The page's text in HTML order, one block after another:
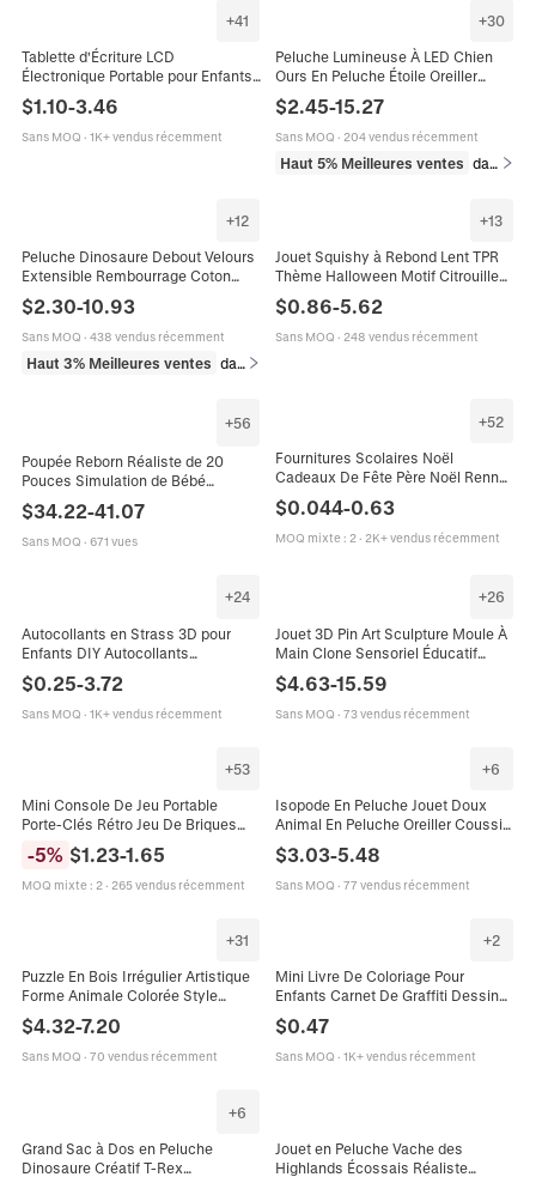
+41
Tablette d'Écriture LCD
Électronique Portable pour Enfants
Avec Bouton d'Effacement Bloc à
Dessin pour Étudiants Cadeau
$1.10-3.46
Sans MOQ · 1K+ vendus récemment
+30
Peluche Lumineuse À LED Chien
Ours En Peluche Étoile Oreiller
Veilleuse Douce Pour Cadeau De
Anniversaire Enfants
$2.45-15.27
Sans MOQ · 204 vendus récemment
Haut 5% Meilleures ventes dans Jouets et jeux
+12
Peluche Dinosaure Debout Velours
Extensible Rembourrage Coton
Broderie Bonbon Oreiller Animal
Mignon Cadeau Enfant
$2.30-10.93
Sans MOQ · 438 vendus récemment
Haut 3% Meilleures ventes dans Jouets et jeux
+13
Jouet Squishy à Rebond Lent TPR
Thème Halloween Motif Citrouille
Squelette Fantôme Jouet Sensoriel
Anti-Stress Cadeau
$0.86-5.62
Sans MOQ · 248 vendus récemment
+56
Poupée Reborn Réaliste de 20
Pouces Simulation de Bébé
Nouveau-né en Silicone Souple
Mélangé Avec Cheveux Enracinés
à la Main et Ensemble de
$34.22-41.07
Sans MOQ · 671 vues
+52
Fournitures Scolaires Noël
Cadeaux De Fête Père Noël Renne
Nouveauté Pour Enfants
Récompenses
$0.044-0.63
MOQ mixte: 2· 2K+ vendus récemment
+24
Autocollants en Strass 3D pour
Enfants DIY Autocollants
Étoile Papillon Fleur Autocollants
Autoadhésifs pour Filles Cadeau
$0.25-3.72
Sans MOQ · 1K+ vendus récemment
+26
Jouet 3D Pin Art Sculpture Moule À
Main Clone Sensoriel Éducatif
Cadeau Enfants
$4.63-15.59
Sans MOQ · 73 vendus récemment
+53
Mini Console De Jeu Portable
Porte-Clés Rétro Jeu De Briques
Jouet Pour Enfants Pendentif De
Sac Plastique Dessin Animé
Cadeau
-5% $1.23-1.65
MOQ mixte: 2· 265 vendus récemment
+6
Isopode En Peluche Jouet Doux
Animal En Peluche Oreiller Coussin
Peluche Courte Pour Enfants
Cadeaux Décoration
$3.03-5.48
Sans MOQ · 77 vendus récemment
+31
Puzzle En Bois Irrégulier Artistique
Forme Animale Colorée Style
Mandala Jouet Éducatif Cadeau
Pour Enfants Adultes
$4.32-7.20
Sans MOQ · 70 vendus récemment
+2
Mini Livre De Coloriage Pour
Enfants Carnet De Graffiti Dessin
Animé Papier Épais Portable Jouet
Éducatif Pour Tout-Petits
$0.47
Sans MOQ · 1K+ vendus récemment
+6
Grand Sac à Dos en Peluche
Dinosaure Créatif T-Rex
Jouet en Peluche Vache des
Highlands Écossais Réaliste